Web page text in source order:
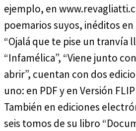
ejemplo, en
poemarios suyos, inéditos
“Ojalá que te pise un tranvía
“Infamélica”, “Viene junto
abrir”, cuentan con dos
uno: en PDF y en Versión
También en ediciones
seis tomos de su libro